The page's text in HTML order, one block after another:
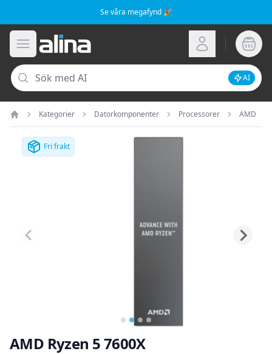
Se våra megafynd 🎉
Öppna meny
Alina.se Logga in
Sök
AI
Hem
Kategorier Datorkomponenter Processorer AMD
Fri frakt
AMD Ryzen 5 7600X